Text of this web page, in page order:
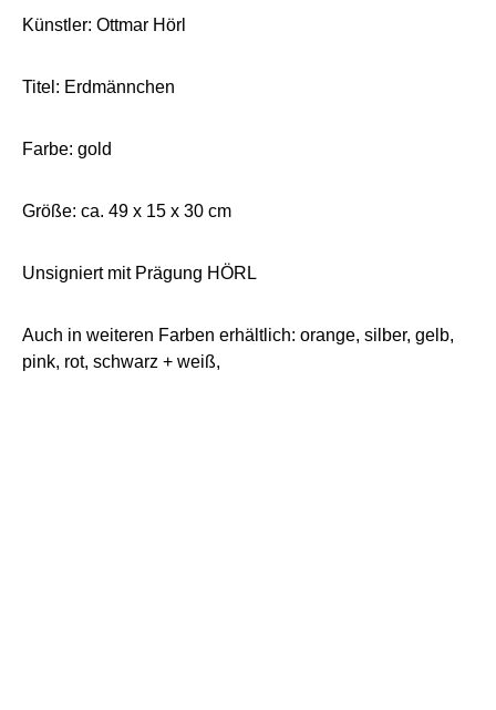
Künstler: Ottmar Hörl
Titel: Erdmännchen
Farbe: gold
Größe: ca. 49 x 15 x 30 cm
Unsigniert mit Prägung HÖRL
Auch in weiteren Farben erhältlich: orange, silber, gelb,
pink, rot, schwarz + weiß,